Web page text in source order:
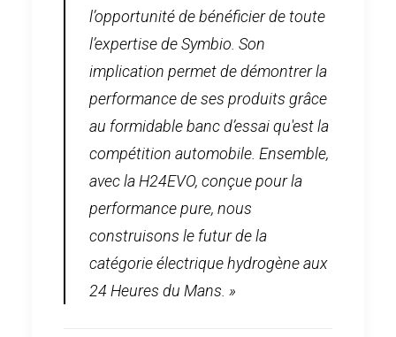
l’opportunité de bénéficier de toute
l’expertise de Symbio. Son
implication permet de démontrer la
performance de ses produits grâce
au formidable banc d’essai qu'est la
compétition automobile. Ensemble,
avec la H24EVO, conçue pour la
performance pure, nous
construisons le futur de la
catégorie électrique hydrogène aux
24 Heures du Mans. »